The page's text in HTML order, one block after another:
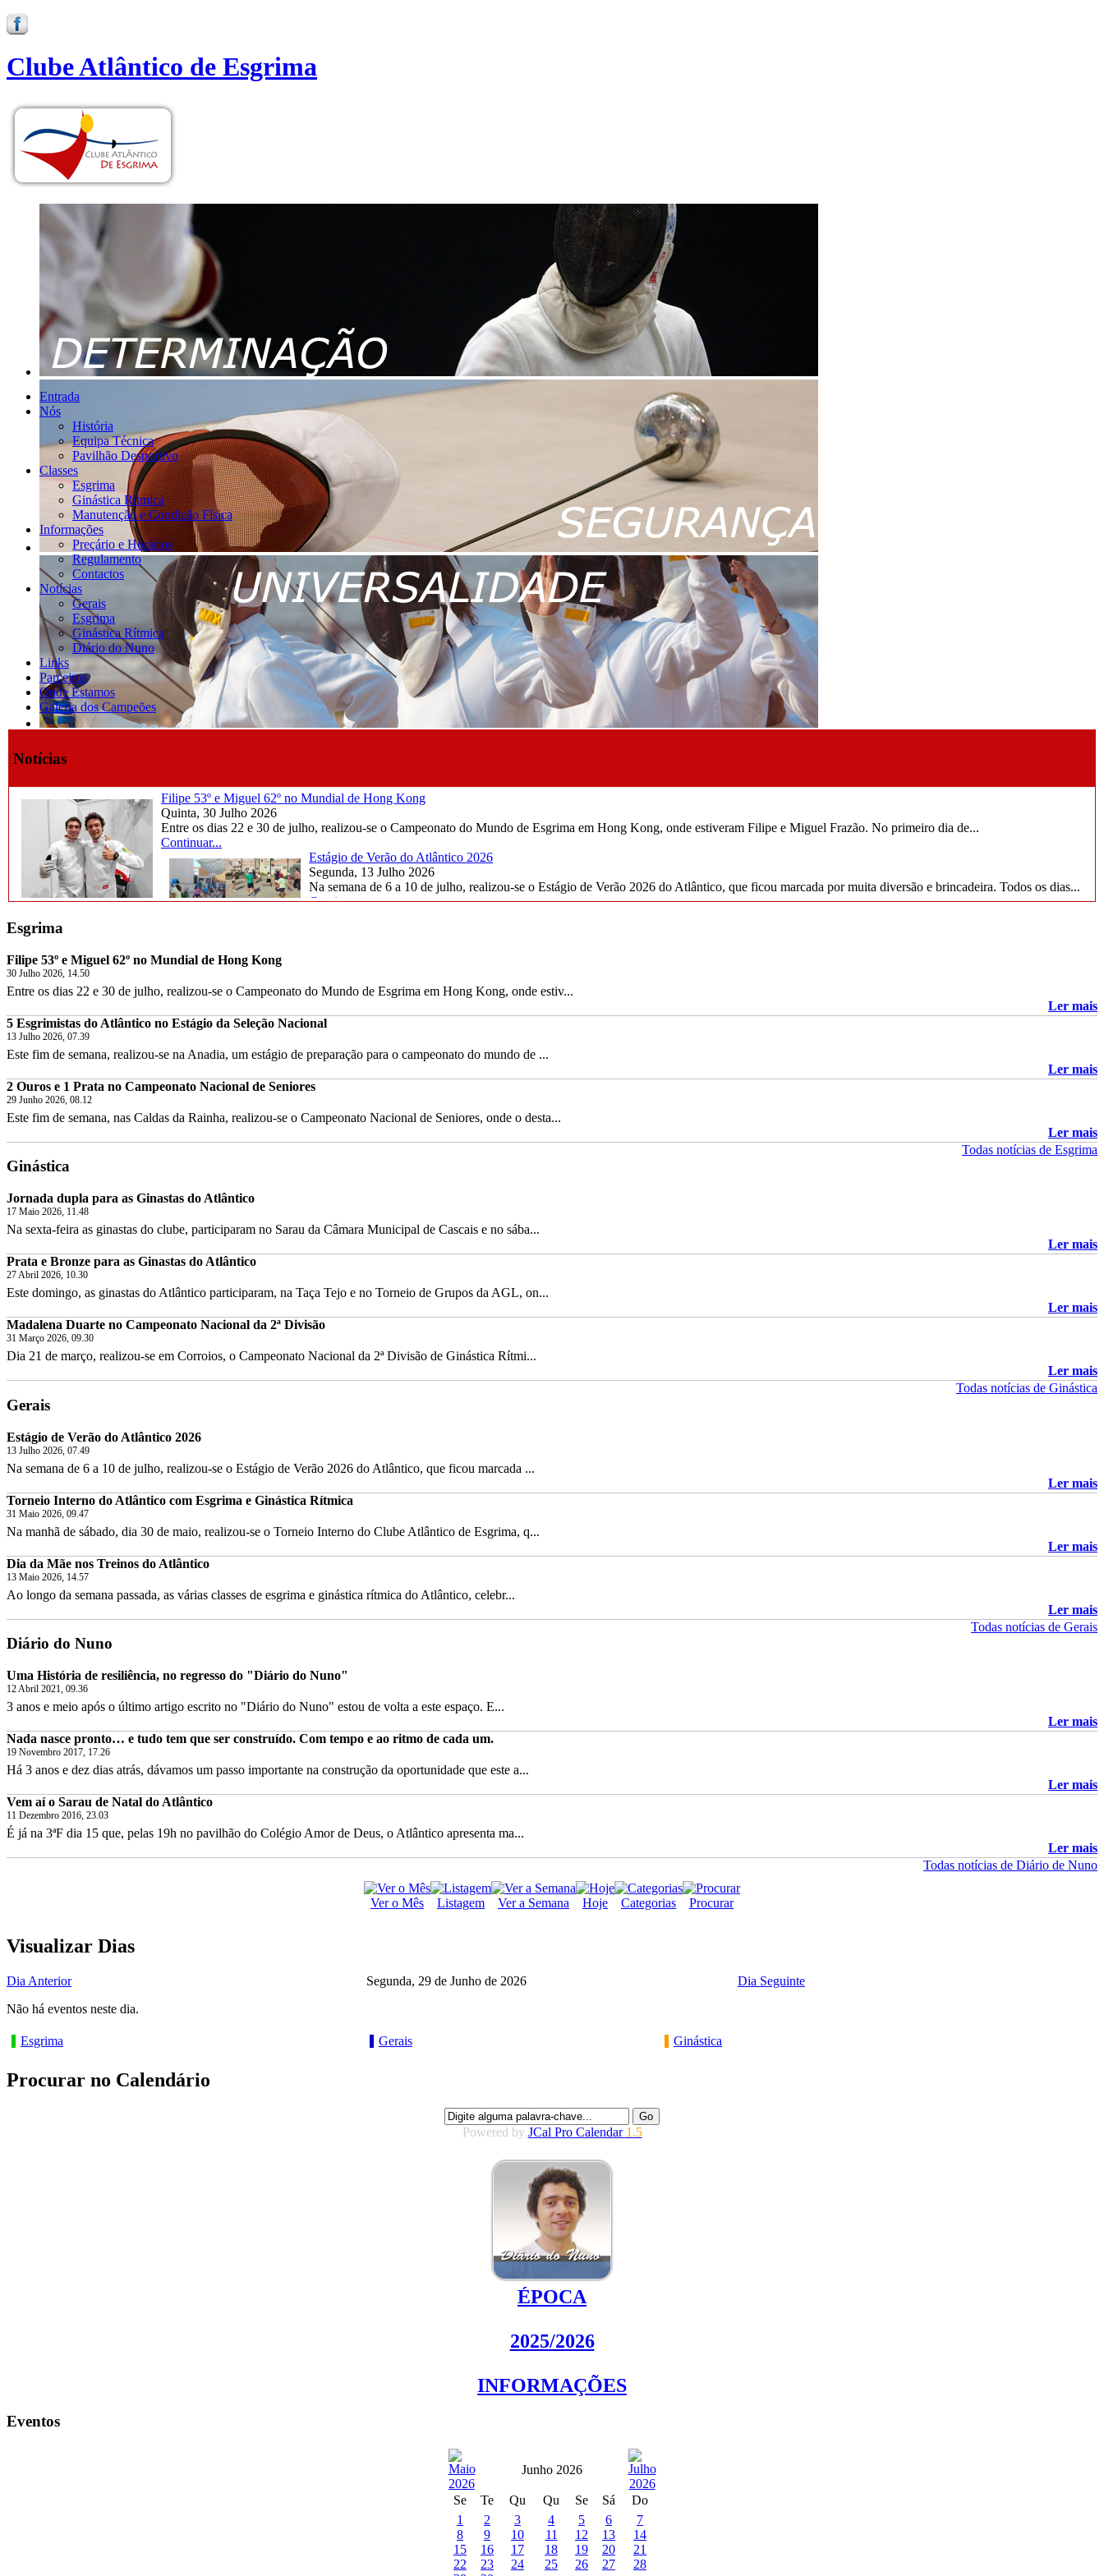
Clube Atlântico de Esgrima
Entrada
Nós
História
Equipa Técnica
Pavilhão Desportivo
Classes
Esgrima
Ginástica Rítmica
Manutenção e Condição Física
Informações
Preçário e Horários
Regulamento
Contactos
Notícias
Gerais
Esgrima
Ginástica Rítmica
Diário do Nuno
Links
Parceiros
Onde Estamos
Galeria dos Campeões
Notícias
Filipe 53º e Miguel 62º no Mundial de Hong Kong
Quinta, 30 Julho 2026
Entre os dias 22 e 30 de julho, realizou-se o Campeonato do Mundo de Esgrima em Hong Kong, onde estiveram Filipe e Miguel Frazão. No primeiro dia de...
Continuar...
Estágio de Verão do Atlântico 2026
Segunda, 13 Julho 2026
Na semana de 6 a 10 de julho, realizou-se o Estágio de Verão 2026 do Atlântico, que ficou marcada por muita diversão e brincadeira. Todos os dias...
Continuar...
Este fim de semana, nas Caldas da Rainha, realizou-se o Campeonato Nacional de Seniores,
Filipe Frazão e Miguel Frazão no Campeonato da Europa por
Equipas
Esgrima
Filipe 53º e Miguel 62º no Mundial de Hong Kong
30 Julho 2026, 14.50
Entre os dias 22 e 30 de julho, realizou-se o Campeonato do Mundo de Esgrima em Hong Kong, onde estiv...
Ler mais
5 Esgrimistas do Atlântico no Estágio da Seleção Nacional
13 Julho 2026, 07.39
Este fim de semana, realizou-se na Anadia, um estágio de preparação para o campeonato do mundo de ...
Ler mais
2 Ouros e 1 Prata no Campeonato Nacional de Seniores
29 Junho 2026, 08.12
Este fim de semana, nas Caldas da Rainha, realizou-se o Campeonato Nacional de Seniores, onde o desta...
Ler mais
Todas notícias de Esgrima
Ginástica
Jornada dupla para as Ginastas do Atlântico
17 Maio 2026, 11.48
Na sexta-feira as ginastas do clube, participaram no Sarau da Câmara Municipal de Cascais e no sába...
Ler mais
Prata e Bronze para as Ginastas do Atlântico
27 Abril 2026, 10.30
Este domingo, as ginastas do Atlântico participaram, na Taça Tejo e no Torneio de Grupos da AGL, on...
Ler mais
Madalena Duarte no Campeonato Nacional da 2ª Divisão
31 Março 2026, 09.30
Dia 21 de março, realizou-se em Corroios, o Campeonato Nacional da 2ª Divisão de Ginástica Rítmi...
Ler mais
Todas notícias de Ginástica
Gerais
Estágio de Verão do Atlântico 2026
13 Julho 2026, 07.49
Na semana de 6 a 10 de julho, realizou-se o Estágio de Verão 2026 do Atlântico, que ficou marcada ...
Ler mais
Torneio Interno do Atlântico com Esgrima e Ginástica Rítmica
31 Maio 2026, 09.47
Na manhã de sábado, dia 30 de maio, realizou-se o Torneio Interno do Clube Atlântico de Esgrima, q...
Ler mais
Dia da Mãe nos Treinos do Atlântico
13 Maio 2026, 14.57
Ao longo da semana passada, as várias classes de esgrima e ginástica rítmica do Atlântico, celebr...
Ler mais
Todas notícias de Gerais
Diário do Nuno
Uma História de resiliência, no regresso do "Diário do Nuno"
12 Abril 2021, 09.36
3 anos e meio após o último artigo escrito no "Diário do Nuno" estou de volta a este espaço. E...
Ler mais
Nada nasce pronto… e tudo tem que ser construído. Com tempo e ao ritmo de cada um.
19 Novembro 2017, 17.26
Há 3 anos e dez dias atrás, dávamos um passo importante na construção da oportunidade que este a...
Ler mais
Vem aí o Sarau de Natal do Atlântico
11 Dezembro 2016, 23.03
É já na 3ªF dia 15 que, pelas 19h no pavilhão do Colégio Amor de Deus, o Atlântico apresenta ma...
Ler mais
Todas notícias de Diário de Nuno
Ver o Mês Listagem Ver a Semana Hoje Categorias Procurar
Visualizar Dias
Dia Anterior Segunda, 29 de Junho de 2026
Dia Seguinte
Não há eventos neste dia.
Esgrima Gerais Ginástica
Procurar no Calendário
Powered by JCal Pro Calendar 1.5
ÉPOCA
2025/2026
INFORMAÇÕES
Eventos
Junho 2026
Se Te Qu Qu Se Sá
Do
1
2 3 4 5 6
7
8
9 10 11 12 13
14
15
16 17 18 19 20
21
22
23 24 25 26 27
28